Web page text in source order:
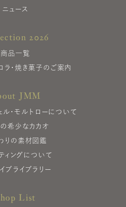
ニュース
2026
商品一覧
ラ・焼き菓子のご案内
JMM
ル・モルトローについて
希少なカカオ
りの素材図鑑
ィングについて
ブライブラリー
List